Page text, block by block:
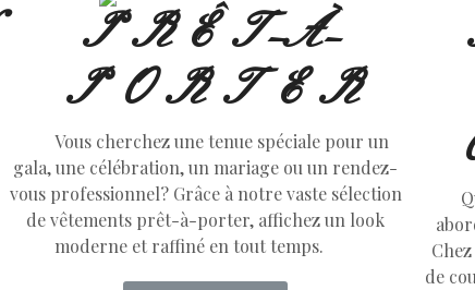
PRÊT-À-
PORTER
Vous cherchez une tenue spéciale pour un
gala, une célébration, un mariage ou un rendez-
vous professionnel? Grâce à notre vaste sélection
de vêtements prêt-à-porter, affichez un look
moderne et raffiné en tout temps.
de